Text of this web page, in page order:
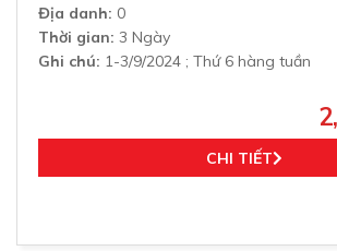
Địa danh: 0
Thời gian: 3 Ngày
Ghi chú: 1-3/9/2024 ; Thứ 6 hàng tuần
CHI TIẾT